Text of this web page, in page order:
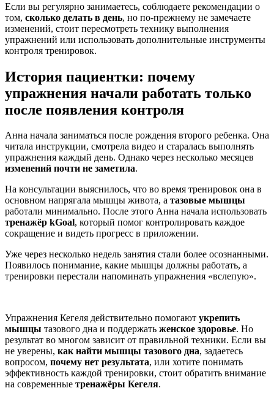
Если вы регулярно занимаетесь, соблюдаете рекомендации о
том, сколько делать в день, но по-прежнему не замечаете
изменений, стоит пересмотреть технику выполнения
упражнений или использовать дополнительные инструменты
контроля тренировок.
История пациентки: почему
упражнения начали работать только
после появления контроля
Анна начала заниматься после рождения второго ребенка. Она
читала инструкции, смотрела видео и старалась выполнять
упражнения каждый день. Однако через несколько месяцев
изменений почти не заметила.
На консультации выяснилось, что во время тренировок она в
основном напрягала мышцы живота, а тазовые мышцы
работали минимально. После этого Анна начала использовать
тренажёр kGoal, который помог контролировать каждое
сокращение и видеть прогресс в приложении.
Уже через несколько недель занятия стали более осознанными.
Появилось понимание, какие мышцы должны работать, а
тренировки перестали напоминать упражнения «вслепую».
Упражнения Кегеля действительно помогают укрепить
мышцы тазового дна и поддержать женское здоровье. Но
результат во многом зависит от правильной техники. Если вы
не уверены, как найти мышцы тазового дна, задаетесь
вопросом, почему нет результата, или хотите понимать
эффективность каждой тренировки, стоит обратить внимание
на современные тренажёры Кегеля.